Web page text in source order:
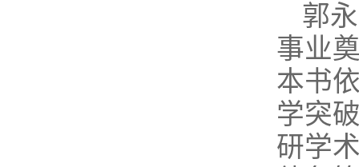
郭
事业
本书
学突
研学